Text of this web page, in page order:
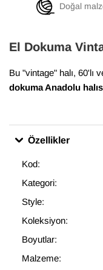
Doğal
El Dokuma
Bu "vintage" halı, 60'lı
dokuma Anadolu
çıkmıştır. Bu
düşürmek için el
bakımları yapılarak
ortaya çıkartır.
275 cm x 345 cm
yün ile dokunmuştur.
Özellikler
Kod:
Kategori:
Style:
Koleksiyon:
Boyutlar:
Malzeme: